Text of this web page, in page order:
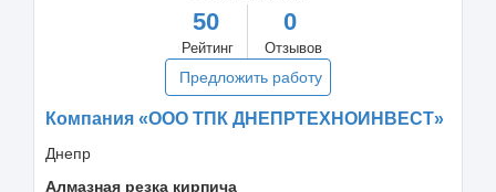
50
Рейтинг
0
Отзывов
Предложить работу
Компания «ООО ТПК ДНЕПРТЕХНОИНВЕСТ»
Днепр
Алмазная резка кирпича